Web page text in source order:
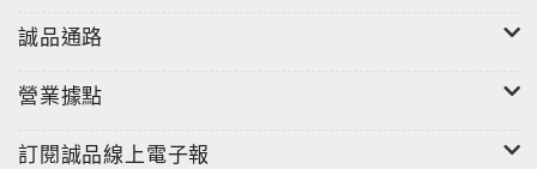
誠品通路
營業據點
訂閱誠品線上電子報